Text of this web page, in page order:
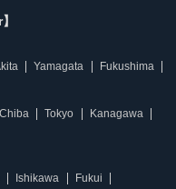
Yamagata Fukushima
Chiba Tokyo
Kanagawa
Ishikawa Fukui